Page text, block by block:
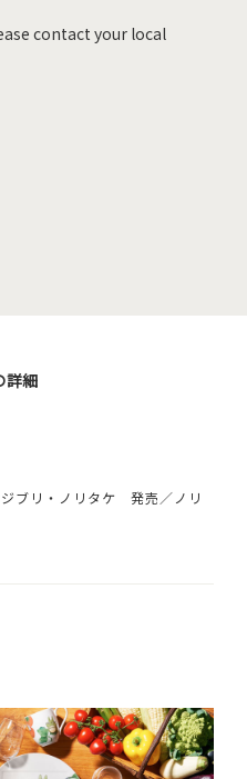
contact your local
詳細
ブリ・ノリタケ 発売／ノリ